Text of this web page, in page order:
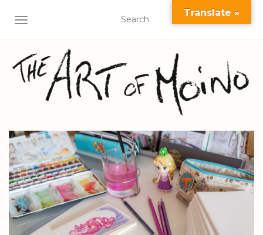
AFFICHER/MASQUER LA NAVIGATION
Translate »